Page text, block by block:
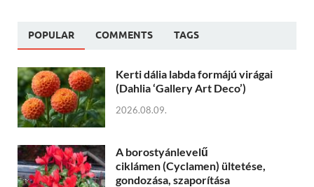
POPULAR COMMENTS TAGS
Kerti dália labda formájú virágai
(Dahlia ‘Gallery Art Deco’)
2026.08.09.
A borostyánlevelű
ciklámen (Cyclamen) ültetése,
gondozása, szaporítása